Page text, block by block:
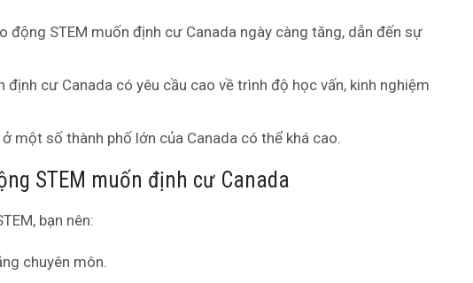
động STEM muốn định cư Canada ngày càng tăng, dẫn đến sự
định cư Canada có yêu cầu cao về trình độ học vấn, kinh nghiệm
một số thành phố lớn của Canada có thể khá cao.
STEM muốn định cư Canada
bạn nên:
chuyên môn.